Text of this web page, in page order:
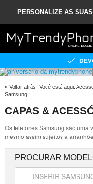
PERSONALIZE AS
« Voltar atrás Você está aqui:
Samsung
CAPAS &
Os telefones Samsung são uma
mesmo assim sujeitos a
PROCURAR